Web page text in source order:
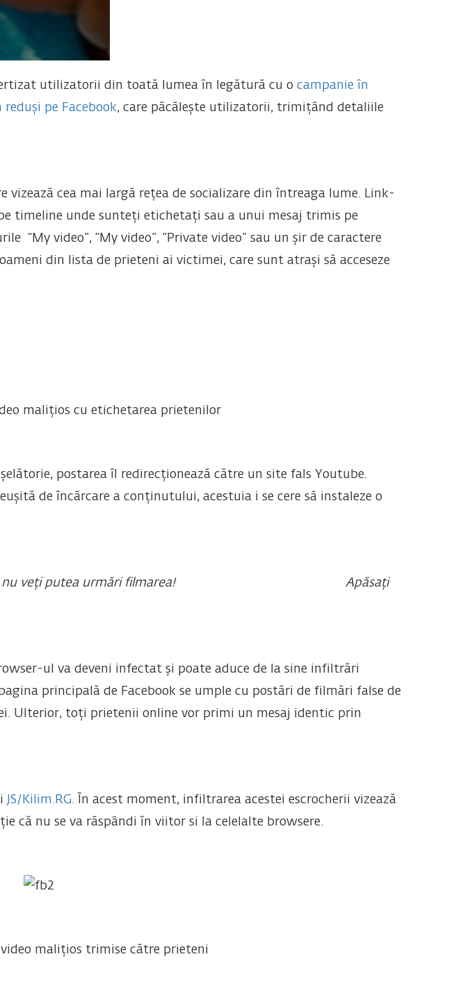
utilizatorii din toată lumea în legătură cu o campanie în
pe Facebook, care păcălește utilizatorii, trimițând detaliile
cea mai largă rețea de socializare din întreaga lume. Link-
timeline unde sunteți etichetați sau a unui mesaj trimis pe
“My video”, “My video”, “Private video” sau un șir de caractere
din lista de prieteni ai victimei, care sunt atrași să acceseze
malițios cu etichetarea prietenilor
postarea îl redirecționează către un site fals Youtube.
de încărcare a conținutului, acestuia i se cere să instaleze o
Video Play, nu veți putea urmări filmarea! Apăsați
ul va deveni infectat și poate aduce de la sine infiltrări
principală de Facebook se umple cu postări de filmări false de
Ulterior, toți prietenii online vor primi un mesaj identic prin
JS/Kilim.RG. În acest moment, infiltrarea acestei escrocherii vizează
că nu se va răspândi în viitor si la celelalte browsere.
malițios trimise către prieteni